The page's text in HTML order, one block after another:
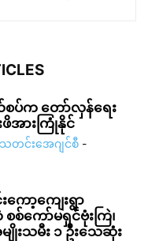
စပ်က တော်လှန်ရေး
ဖိအားကြုံနိုင်
င်းအေဂျင်စီ -
ကော့ကျေးရွာ
ကော်မရှင်ဗုံးကြဲ၊
းသမီး ၁ ဦးသေဆုံး